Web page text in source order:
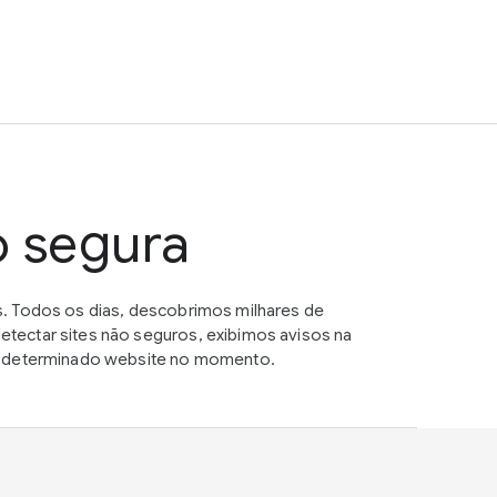
segura
Todos os dias, descobrimos milhares de
sites não seguros, exibimos avisos na
website no momento.